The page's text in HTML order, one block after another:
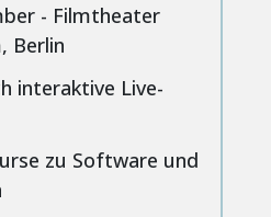
- Filmtheater
Berlin
interaktive Live-
zu Software und